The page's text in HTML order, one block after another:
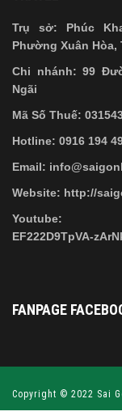
Trụ sở: Phúc
Phường Xuân Hòa,
Chi nhánh: 99
Ngãi
Mã Số Thuế:
Hotline: 0916 194
Email:
Website: http://
Youtube:
EF222D9TpVA-
FANPAGE
Copyright © 2022 Sai